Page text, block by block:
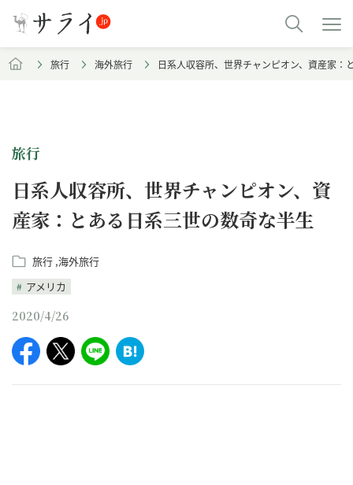
旅行 海外旅行 日系人収容所、世界チャンピオン、資産家：
旅行
日系人収容所、世界チャンピオン、資
産家：とある日系三世の数奇な半生
旅行 海外旅行
アメリカ
2020/4/26